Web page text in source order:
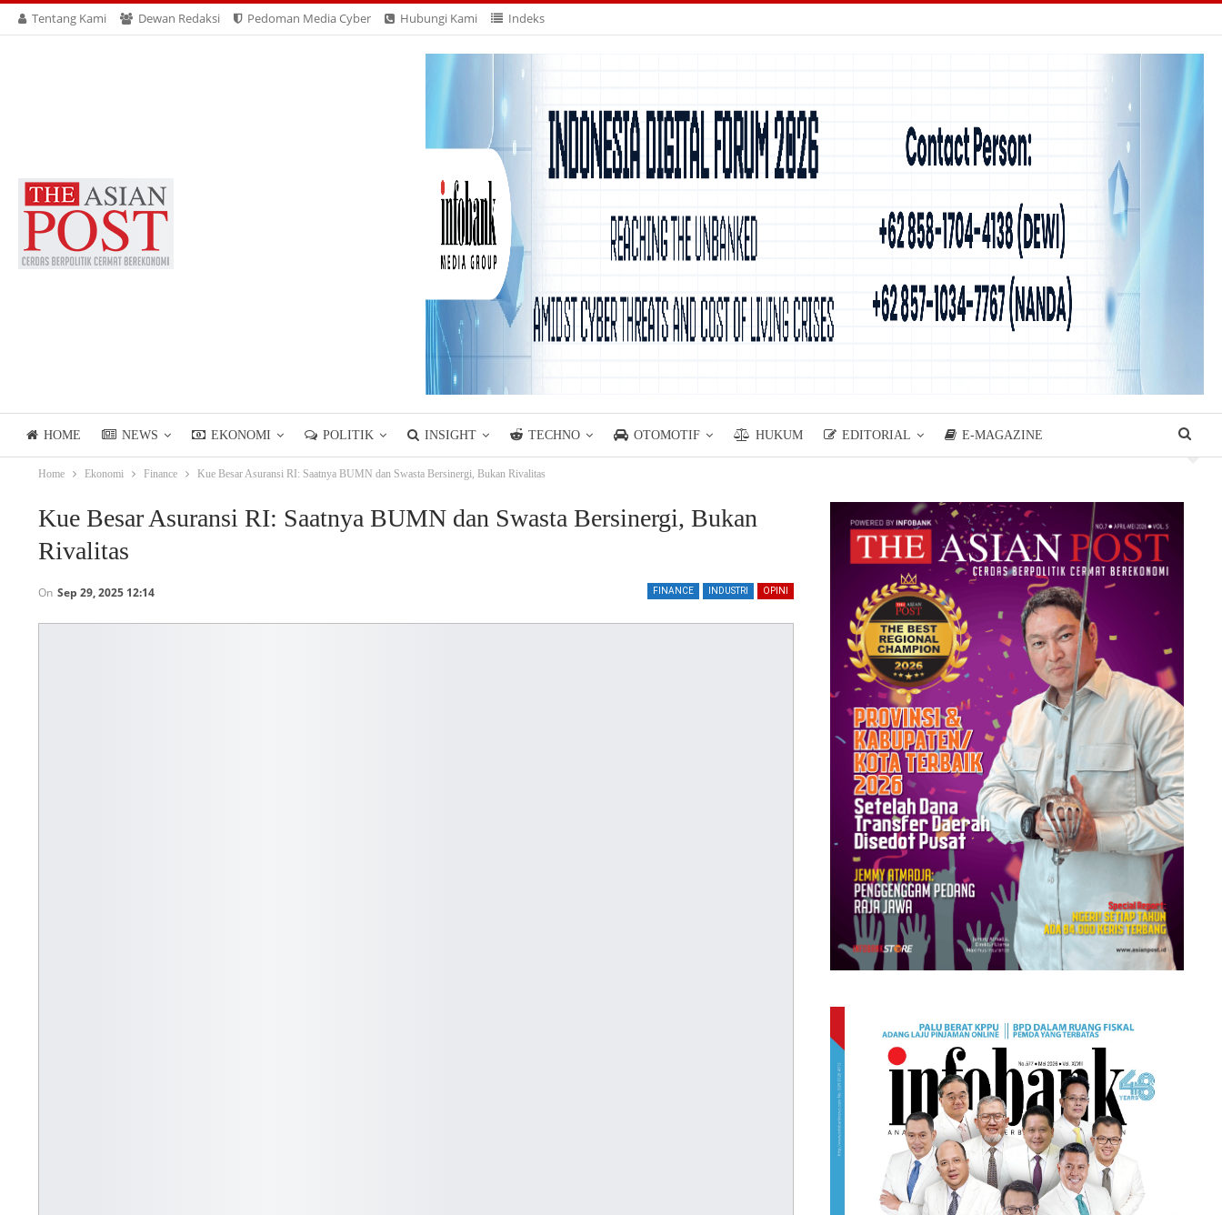
Tentang Kami Dewan Redaksi Pedoman Media Cyber Hubungi Kami Indeks
HOME NEWS EKONOMI POLITIK INSIGHT TECHNO OTOMOTIF HUKUM EDITORIAL E-MAGAZINE
LIFESTYLE ASIANPOSTTV
Home Ekonomi Finance Kue Besar Asuransi RI: Saatnya BUMN dan Swasta Bersinergi, Bukan Rivalitas
Kue Besar Asuransi RI: Saatnya BUMN dan Swasta Bersinergi, Bukan
Rivalitas
FINANCE INDUSTRI OPINI
On Sep 29, 2025 12:14